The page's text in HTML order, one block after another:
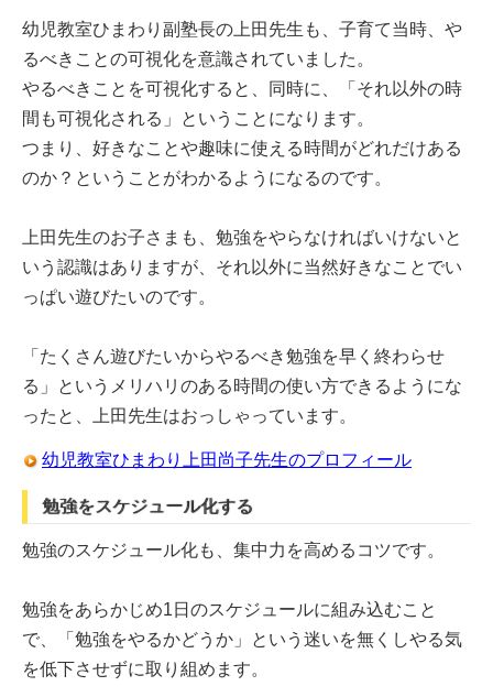
幼児教室ひまわり副塾長の上田先生も、子育て当時、や
るべきことの可視化を意識されていました。
やるべきことを可視化すると、同時に、「それ以外の時
間も可視化される」ということになります。
つまり、好きなことや趣味に使える時間がどれだけある
のか？ということがわかるようになるのです。
上田先生のお子さまも、勉強をやらなければいけないと
いう認識はありますが、それ以外に当然好きなことでい
っぱい遊びたいのです。
「たくさん遊びたいからやるべき勉強を早く終わらせ
る」というメリハリのある時間の使い方できるようにな
ったと、上田先生はおっしゃっています。
幼児教室ひまわり上田尚子先生のプロフィール
勉強をスケジュール化する
勉強のスケジュール化も、集中力を高めるコツです。
勉強をあらかじめ1日のスケジュールに組み込むこと
で、「勉強をやるかどうか」という迷いを無くしやる気
を低下させずに取り組めます。